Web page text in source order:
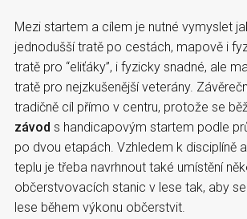
Mezi startem a cílem je nutné vymyslet
jednodušší tratě po cestách, mapově i
tratě pro “eliťáky”, i fyzicky snadné, ale
tratě pro nejzkušenější veterány.
tradičně cíl přímo v centru, protože se
závod s handicapovým startem podle
po dvou etapách. Vzhledem k disciplíně
teplu je třeba navrhnout také umístění
občerstvovacích stanic v lese tak, aby
lese během výkonu občerstvit.